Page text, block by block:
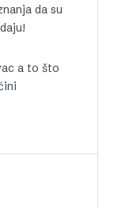
da su
a to što